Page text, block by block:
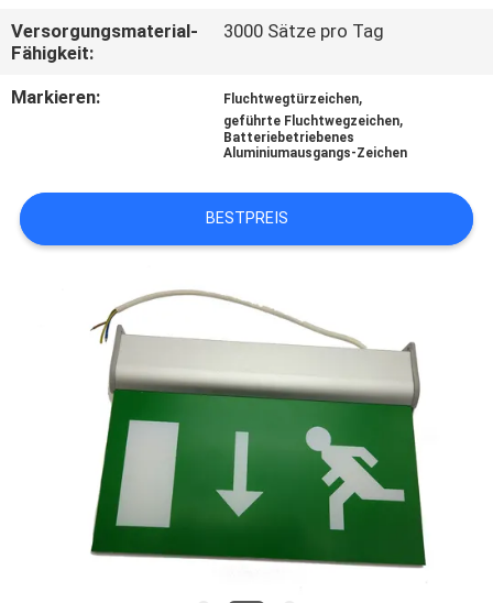
VERBINDUNG
ZITAT
DATENSCHUTZRICHTLINIE
Versorgungsmaterial-
Fähigkeit:
3000 Sätze pro Tag
Markieren: Fluchtwegtürzeichen,
geführte Fluchtwegzeichen,
Batteriebetriebenes
Aluminiumausgangs-Zeichen
BESTPREIS